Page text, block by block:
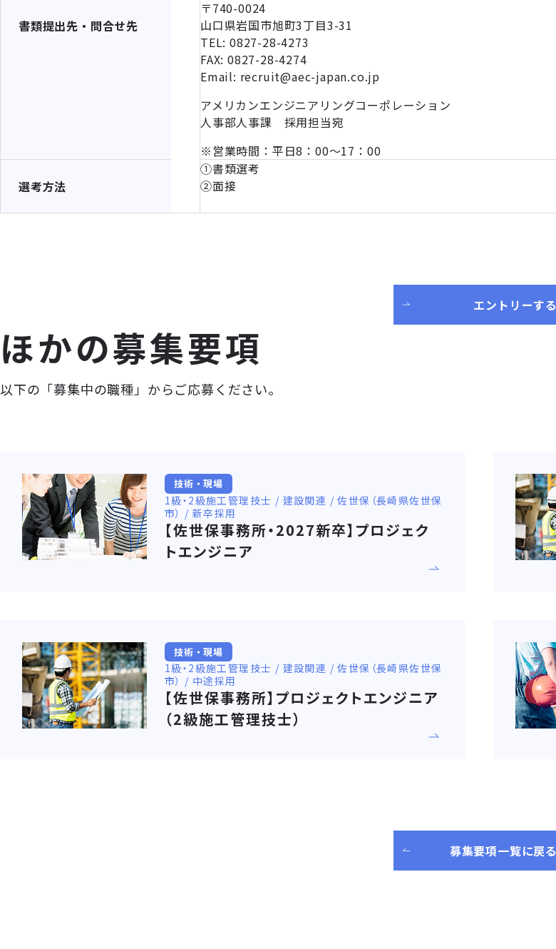
書類提出先・問合せ先
〒740-0024
山口県岩国市旭町3丁目3-31
TEL: 0827-28-4273
FAX: 0827-28-4274
Email: recruit@aec-japan.co.jp
アメリカンエンジニアリングコーポレーション
人事部人事課 採用担当宛
※営業時間：平日8：00～17：00
選考方法
①書類選考
②面接
エントリーする
ほかの募集要項
以下の「募集中の職種」からご応募ください。
技術・現場
1級・2級施工管理技士 / 建設関連 / 佐世保（長崎県佐世保
市） / 新卒採用
【佐世保事務所・2027新卒】プロジェク
トエンジニア
技術・現場
1級・2級施工管理技士 / 建設関連 / 佐世保（長崎県佐世保
市） / 中途採用
【佐世保事務所】プロジェクトエンジニア
（2級施工管理技士）
募集要項一覧に戻る